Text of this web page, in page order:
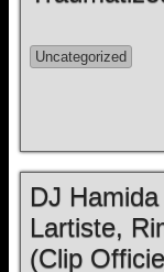
Uncategorized
DJ
Lartiste,
(Clip